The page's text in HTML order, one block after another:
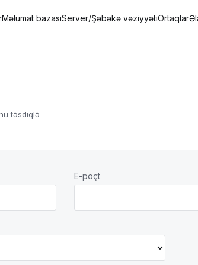
Məlumat bazasıServer/Şəbəkə vəziyyətiOrtaqlar
təsdiqlə
E-poçt